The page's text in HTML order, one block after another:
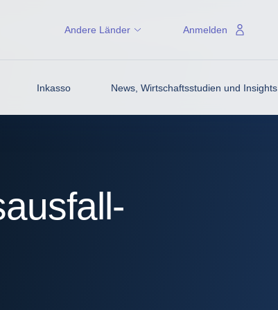
Inkasso News, Wirtschaftsstudien und Insights
Andere Länder Anmelden